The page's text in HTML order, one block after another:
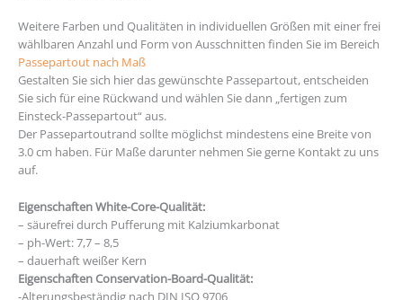
Weitere Farben und Qualitäten in individuellen Größen mit einer frei
wählbaren Anzahl und Form von Ausschnitten finden Sie im Bereich
Passepartout nach Maß
Gestalten Sie sich hier das gewünschte Passepartout, entscheiden
Sie sich für eine Rückwand und wählen Sie dann „fertigen zum
Einsteck-Passepartout“ aus.
Der Passepartoutrand sollte möglichst mindestens eine Breite von
3.0 cm haben. Für Maße darunter nehmen Sie gerne Kontakt zu uns
auf.
Eigenschaften White-Core-Qualität:
– säurefrei durch Pufferung mit Kalziumkarbonat
– ph-Wert: 7,7 – 8,5
– dauerhaft weißer Kern
Eigenschaften Conservation-Board-Qualität:
-Alterungsbeständig nach DIN ISO 9706